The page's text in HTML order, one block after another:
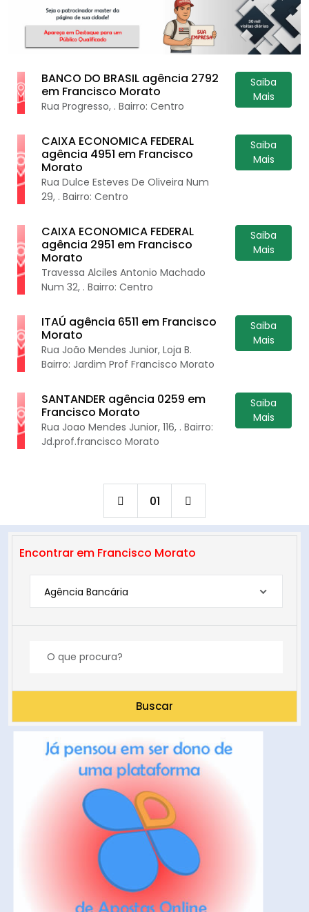
BANCO DO BRASIL agência 2792
em Francisco Morato
Rua Progresso, . Bairro: Centro
Saiba
Mais
CAIXA ECONOMICA FEDERAL
agência 4951 em Francisco
Morato
Rua Dulce Esteves De Oliveira Num
29, . Bairro: Centro
Saiba
Mais
CAIXA ECONOMICA FEDERAL
agência 2951 em Francisco
Morato
Travessa Alciles Antonio Machado
Num 32, . Bairro: Centro
Saiba
Mais
ITAÚ agência 6511 em Francisco
Morato
Rua João Mendes Junior, Loja B.
Bairro: Jardim Prof Francisco Morato
Saiba
Mais
SANTANDER agência 0259 em
Francisco Morato
Rua Joao Mendes Junior, 116, . Bairro:
Jd.prof.francisco Morato
Saiba
Mais
01
Encontrar em Francisco Morato
Agência Bancária
Buscar